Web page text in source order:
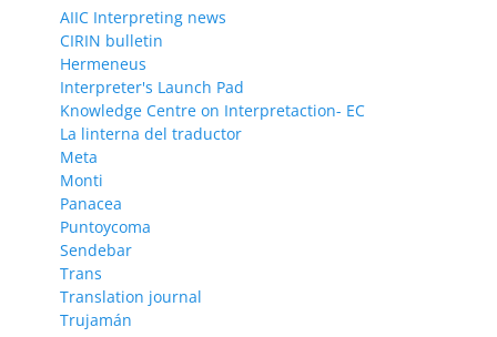
AIIC Interpreting news
CIRIN bulletin
Hermeneus
Interpreter's Launch Pad
Knowledge Centre on Interpretaction- EC
La linterna del traductor
Meta
Monti
Panacea
Puntoycoma
Sendebar
Trans
Translation journal
Trujamán